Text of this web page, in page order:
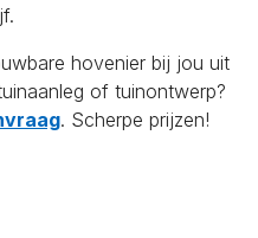
hovenier bij jou uit
of tuinontwerp?
. Scherpe prijzen!